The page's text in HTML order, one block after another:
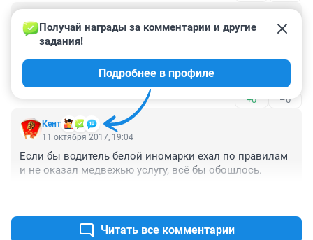
11 октября 2017, 19:55
Хуже алкашей на дороге только пропускальщики,
которые пропускают в любой ситуации, кредо что ли
Впереди зелёный, а он пропускает. Или сзади
собрался поток машин, а он пропускает-уступлю
одному, а машин 7 сзади пусть ждут. А иногда бывает
вот так, на скоростном участке пропускать это надо
же ума набраться...пропустил и свалил, а мог хотя бы
догнать ваз.
+0 –0
Кент
Получай награды за комментарии и другие
задания!
Подробнее в профиле
11 октября 2017, 19:04
Если бы водитель белой иномарки ехал по правилам
и не оказал медвежью услугу, всё бы обошлось.
Читать все комментарии